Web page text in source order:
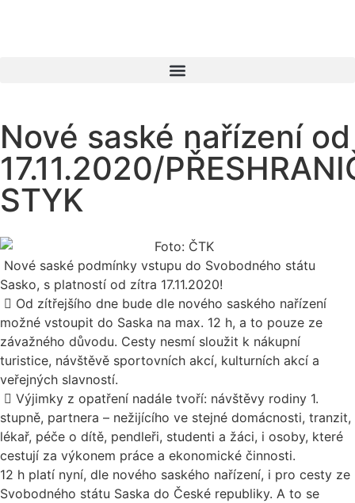
Nové saské nařízení od
17.11.2020/
STYK
Nové saské podmínky vstupu do Svobodného státu
Sasko, s platností od zítra 17.11.2020!
 Od zítřejšího dne bude dle nového saského nařízení
možné vstoupit do Saska na max. 12 h, a to pouze ze
závažného důvodu. Cesty nesmí sloužit k nákupní
turistice, návštěvě sportovních akcí, kulturních akcí a
veřejných slavností.
 Výjimky z opatření nadále tvoří: návštěvy rodiny 1.
stupně, partnera – nežijícího ve stejné domácnosti, tranzit,
lékař, péče o dítě, pendleři, studenti a žáci, i osoby, které
cestují za výkonem práce a ekonomické činnosti.
12 h platí nyní, dle nového saského nařízení, i pro cesty ze
Svobodného státu Saska do České republiky. A to se